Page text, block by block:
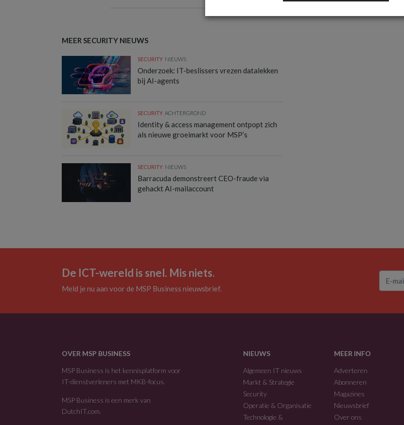
MEER SECURITY NIEUWS
SECURITY NIEUWS
Onderzoek: IT-beslissers vrezen datalekken
bij AI-agents
SECURITY ACHTERGROND
Identity & access management ontpopt zich
als nieuwe groeimarkt voor MSP’s
SECURITY NIEUWS
Barracuda demonstreert CEO-fraude via
gehackt AI-mailaccount
De ICT-wereld is snel. Mis niets.
Meld je nu aan voor de MSP Business nieuwsbrief.
OVER MSP BUSINESS
MSP Business is het kennisplatform voor
IT-dienstverleners met MKB-focus.
MSP Business is een merk van
DutchIT.com
NIEUWS
Algemeen IT nieuws
Markt & Strategie
Security
Operatie & Organisatie
Technologie &
MEER INFO
Adverteren
Abonneren
Magazines
Nieuwsbrief
Over ons